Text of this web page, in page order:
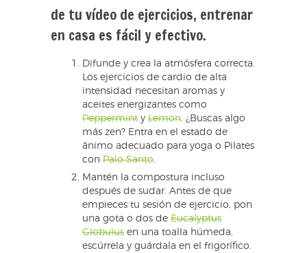
de tu vídeo de ejercicios, entrenar
en casa es fácil y efectivo.
Difunde y crea la atmósfera correcta.
Los ejercicios de cardio de alta
intensidad necesitan aromas y
aceites energizantes como
Peppermint y Lemon . ¿Buscas algo
más zen? Entra en el estado de
ánimo adecuado para yoga o Pilates
con Palo Santo
Mantén la compostura incluso
después de sudar. Antes de que
empieces tu sesión de ejercicio, pon
una gota o dos de Eucalyptus
Globulus en una toalla húmeda,
escúrrela y guárdala en el frigorífico.